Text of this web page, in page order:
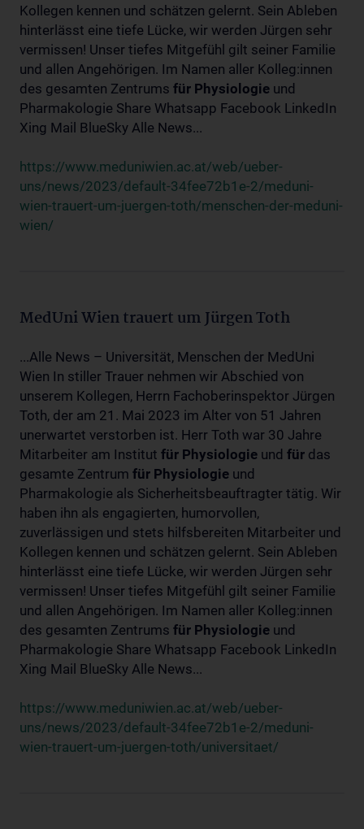
Kollegen kennen und schätzen gelernt. Sein Ableben
hinterlässt eine tiefe Lücke, wir werden Jürgen sehr
vermissen! Unser tiefes Mitgefühl gilt seiner Familie
und allen Angehörigen. Im Namen aller Kolleg:innen
des gesamten Zentrums für Physiologie und
Pharmakologie Share Whatsapp Facebook LinkedIn
Xing Mail BlueSky Alle News...
https://www.meduniwien.ac.at/web/ueber-
uns/news/2023/default-34fee72b1e-2/meduni-
wien-trauert-um-juergen-toth/menschen-der-meduni-
wien/
MedUni Wien trauert um Jürgen Toth
...Alle News – Universität, Menschen der MedUni
Wien In stiller Trauer nehmen wir Abschied von
unserem Kollegen, Herrn Fachoberinspektor Jürgen
Toth, der am 21. Mai 2023 im Alter von 51 Jahren
unerwartet verstorben ist. Herr Toth war 30 Jahre
Mitarbeiter am Institut für Physiologie und für das
gesamte Zentrum für Physiologie und
Pharmakologie als Sicherheitsbeauftragter tätig. Wir
haben ihn als engagierten, humorvollen,
zuverlässigen und stets hilfsbereiten Mitarbeiter und
Kollegen kennen und schätzen gelernt. Sein Ableben
hinterlässt eine tiefe Lücke, wir werden Jürgen sehr
vermissen! Unser tiefes Mitgefühl gilt seiner Familie
und allen Angehörigen. Im Namen aller Kolleg:innen
des gesamten Zentrums für Physiologie und
Pharmakologie Share Whatsapp Facebook LinkedIn
Xing Mail BlueSky Alle News...
https://www.meduniwien.ac.at/web/ueber-
uns/news/2023/default-34fee72b1e-2/meduni-
wien-trauert-um-juergen-toth/universitaet/